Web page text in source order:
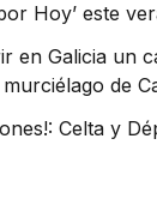
Hoy’ este
en Galicia un
de
Celta y